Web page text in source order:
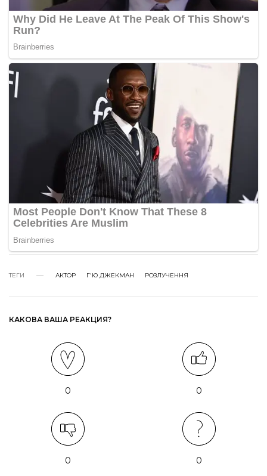
ТЕГИ АКТОР Г'Ю ДЖЕКМАН РОЗЛУЧЕННЯ
КАКОВА ВАША РЕАКЦИЯ?
0 0
0 0